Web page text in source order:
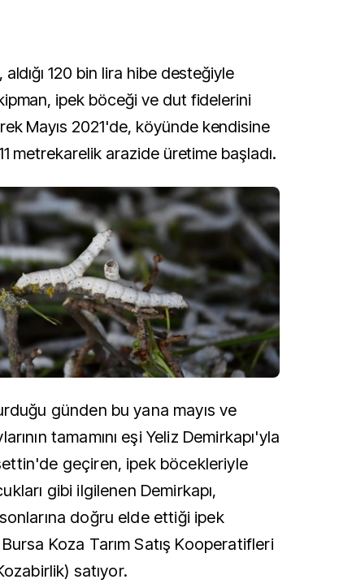
aldığı 120 bin lira hibe desteğiyle
ipek böceği ve dut fidelerini
Mayıs 2021'de, köyünde kendisine
metrekarelik arazide üretime başladı.
günden bu yana mayıs ve
tamamını eşi Yeliz Demirkapı'yla
geçiren, ipek böcekleriyle
gibi ilgilenen Demirkapı,
doğru elde ettiği ipek
Bursa Koza Tarım Satış Kooperatifleri
satıyor.